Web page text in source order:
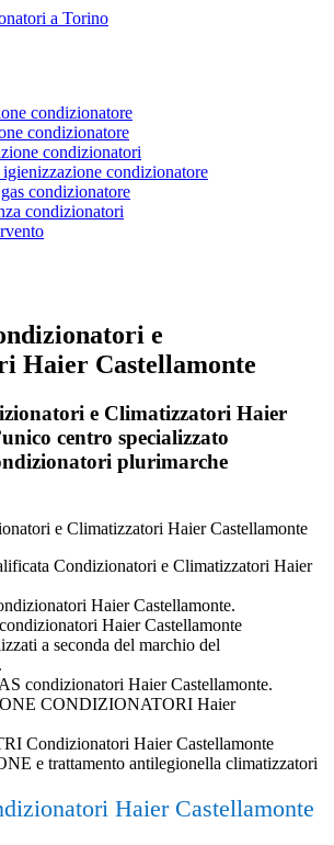
condizionatore
condizionatore
condizionatori
condizionatore
condizionatore
condizionatori
e
Haier Castellamonte
e Climatizzatori Haier
centro specializzato
plurimarche
Condizionatori e Climatizzatori Haier
Haier Castellamonte.
Haier Castellamonte
a seconda del marchio del
condizionatori Haier Castellamonte.
CONDIZIONATORI Haier
Condizionatori Haier Castellamonte
e trattamento antilegionella climatizzatori
Haier Castellamonte